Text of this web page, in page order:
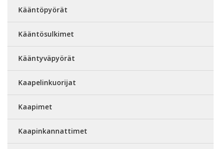
Kääntöpyörät
Kääntösulkimet
Kääntyväpyörät
Kaapelinkuorijat
Kaapimet
Kaapinkannattimet